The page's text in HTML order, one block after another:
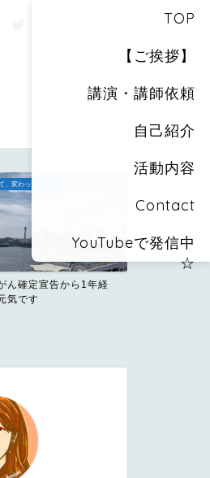
TOP
【ご挨拶】
講演・講師依頼
自己紹介
活動内容
Contact
YouTubeで発信中
☆
、変わったこと
ん確定宣告から1年経
気です